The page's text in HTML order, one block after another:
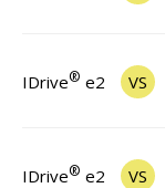
IDrive® e2 VS
IDrive® e2 VS